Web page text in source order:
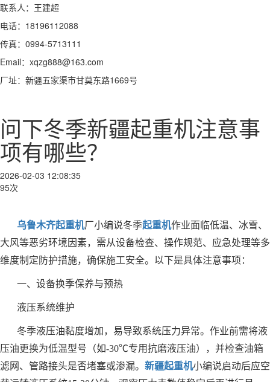
联系人：王建超
电话：18196112088
传真：0994-5713111
Email：xqzg888@163.com
厂址：新疆五家渠市甘莫东路1669号
问下冬季新疆起重机注意事
项有哪些？
2026-02-03 12:08:35
95次
乌鲁木齐起重机厂小编说冬季起重机作业面临低温、冰雪、
大风等恶劣环境因素，需从设备检查、操作规范、应急处理等多
维度制定防护措施，确保施工安全。以下是具体注意事项：
一、设备换季保养与预热
液压系统维护
冬季液压油黏度增加，易导致系统压力异常。作业前需将液
压油更换为低温型号（如-30℃专用抗磨液压油），并检查油箱
滤网、管路接头是否堵塞或渗漏。 新疆起重机小编说启动后应空